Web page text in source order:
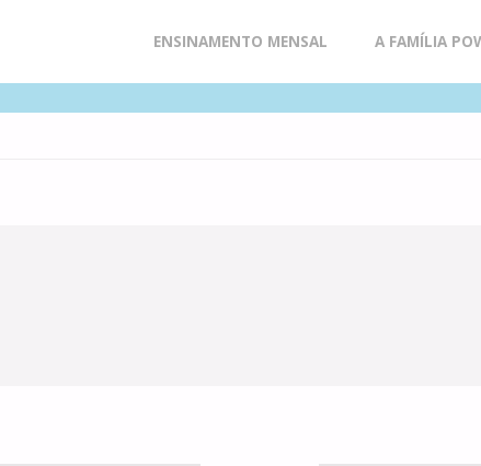
to
ENSINAMENTO MENSAL A FAMÍLIA